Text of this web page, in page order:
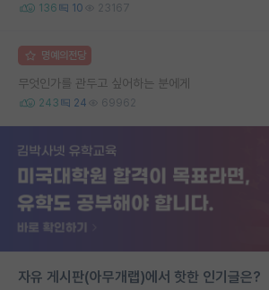
136 10 23167
명예의전당
무엇인가를 관두고 싶어하는 분에게
243 24 69962
자유 게시판(아무개랩)에서 핫한 인기글은?